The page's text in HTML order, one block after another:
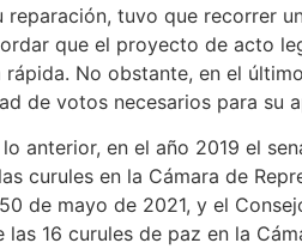
reparación, tuvo que recorrer
que el proyecto de acto
No obstante, en el
de votos necesarios para su
anterior, en el año 2019 el
curules en la Cámara de
de mayo de 2021, y el
las 16 curules de paz en la